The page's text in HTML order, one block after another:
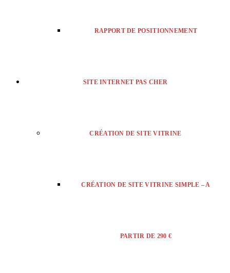
RAPPORT DE POSITIONNEMENT
SITE INTERNET PAS CHER
CRÉATION DE SITE VITRINE
CRÉATION DE SITE VITRINE SIMPLE – A
PARTIR DE 290 €